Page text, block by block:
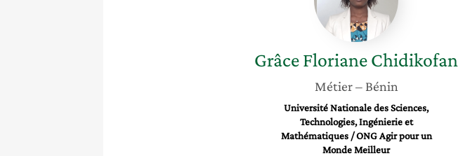
Grâce FlorianeChidikofan
Métier – Bénin
Université Nationale des Sciences,
Technologies, Ingénierie et
Mathématiques / ONG Agir pour un
Monde Meilleur